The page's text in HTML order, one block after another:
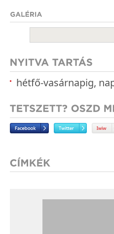
hétfő-vasárnapig,